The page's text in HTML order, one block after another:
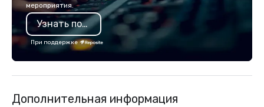
popular option. We can also facilitate
team building, archery tag, and
challenge courses for a day full of
adventure. Our team can help assist
your team enjoyable and successful.
мероприятия.
Узнать подробнее
При поддержке
Дополнительная информация